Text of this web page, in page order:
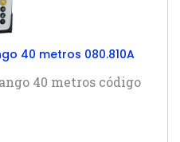
40 metros 080.810A
40 metros código